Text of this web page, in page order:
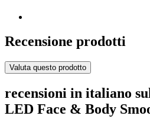
Recensione prodotti
Valuta questo prodotto
recensioni in italiano
LED Face & Body